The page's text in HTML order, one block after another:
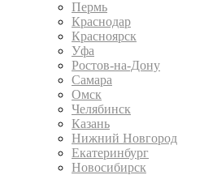
Пермь
Краснодар
Красноярск
Уфа
Ростов-на-Дону
Самара
Омск
Челябинск
Казань
Нижний Новгород
Екатеринбург
Новосибирск